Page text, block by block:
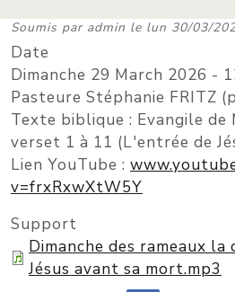
Soumis par admin le lun 30/03/
Date
Dimanche 29 March 2026 -
Pasteure Stéphanie FRITZ
Texte biblique : Evangile de
verset 1 à 11 (L'entrée de
Lien YouTube :
v=frxRxwXtW5Y
Support
Dimanche des rameaux la
Jésus avant sa mort.mp3